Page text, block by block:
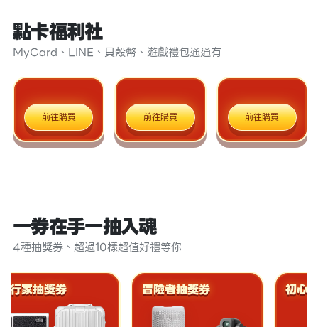
點卡福利社
MyCard、LINE、貝殼幣、遊戲禮包通通有
前往購買 前往購買 前往購買
一券在手一抽入魂
4種抽獎券、超過10樣超值好禮等你
家抽獎券 冒險者抽獎券 初心者